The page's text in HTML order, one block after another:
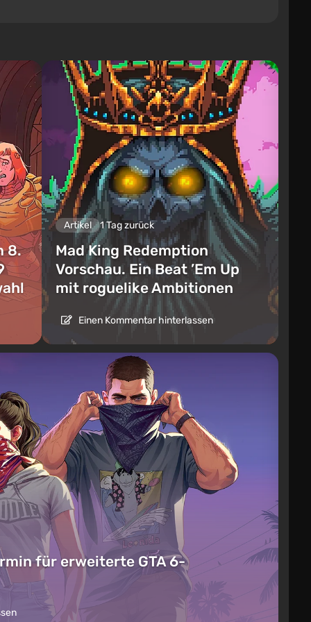
8.
Artikel 1 Tag zurück
Mad King Redemption
Vorschau. Ein Beat ’Em Up
mit roguelike Ambitionen
Einen Kommentar hinterlassen
für erweiterte GTA 6-